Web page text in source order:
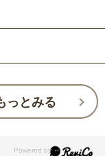
っとみる